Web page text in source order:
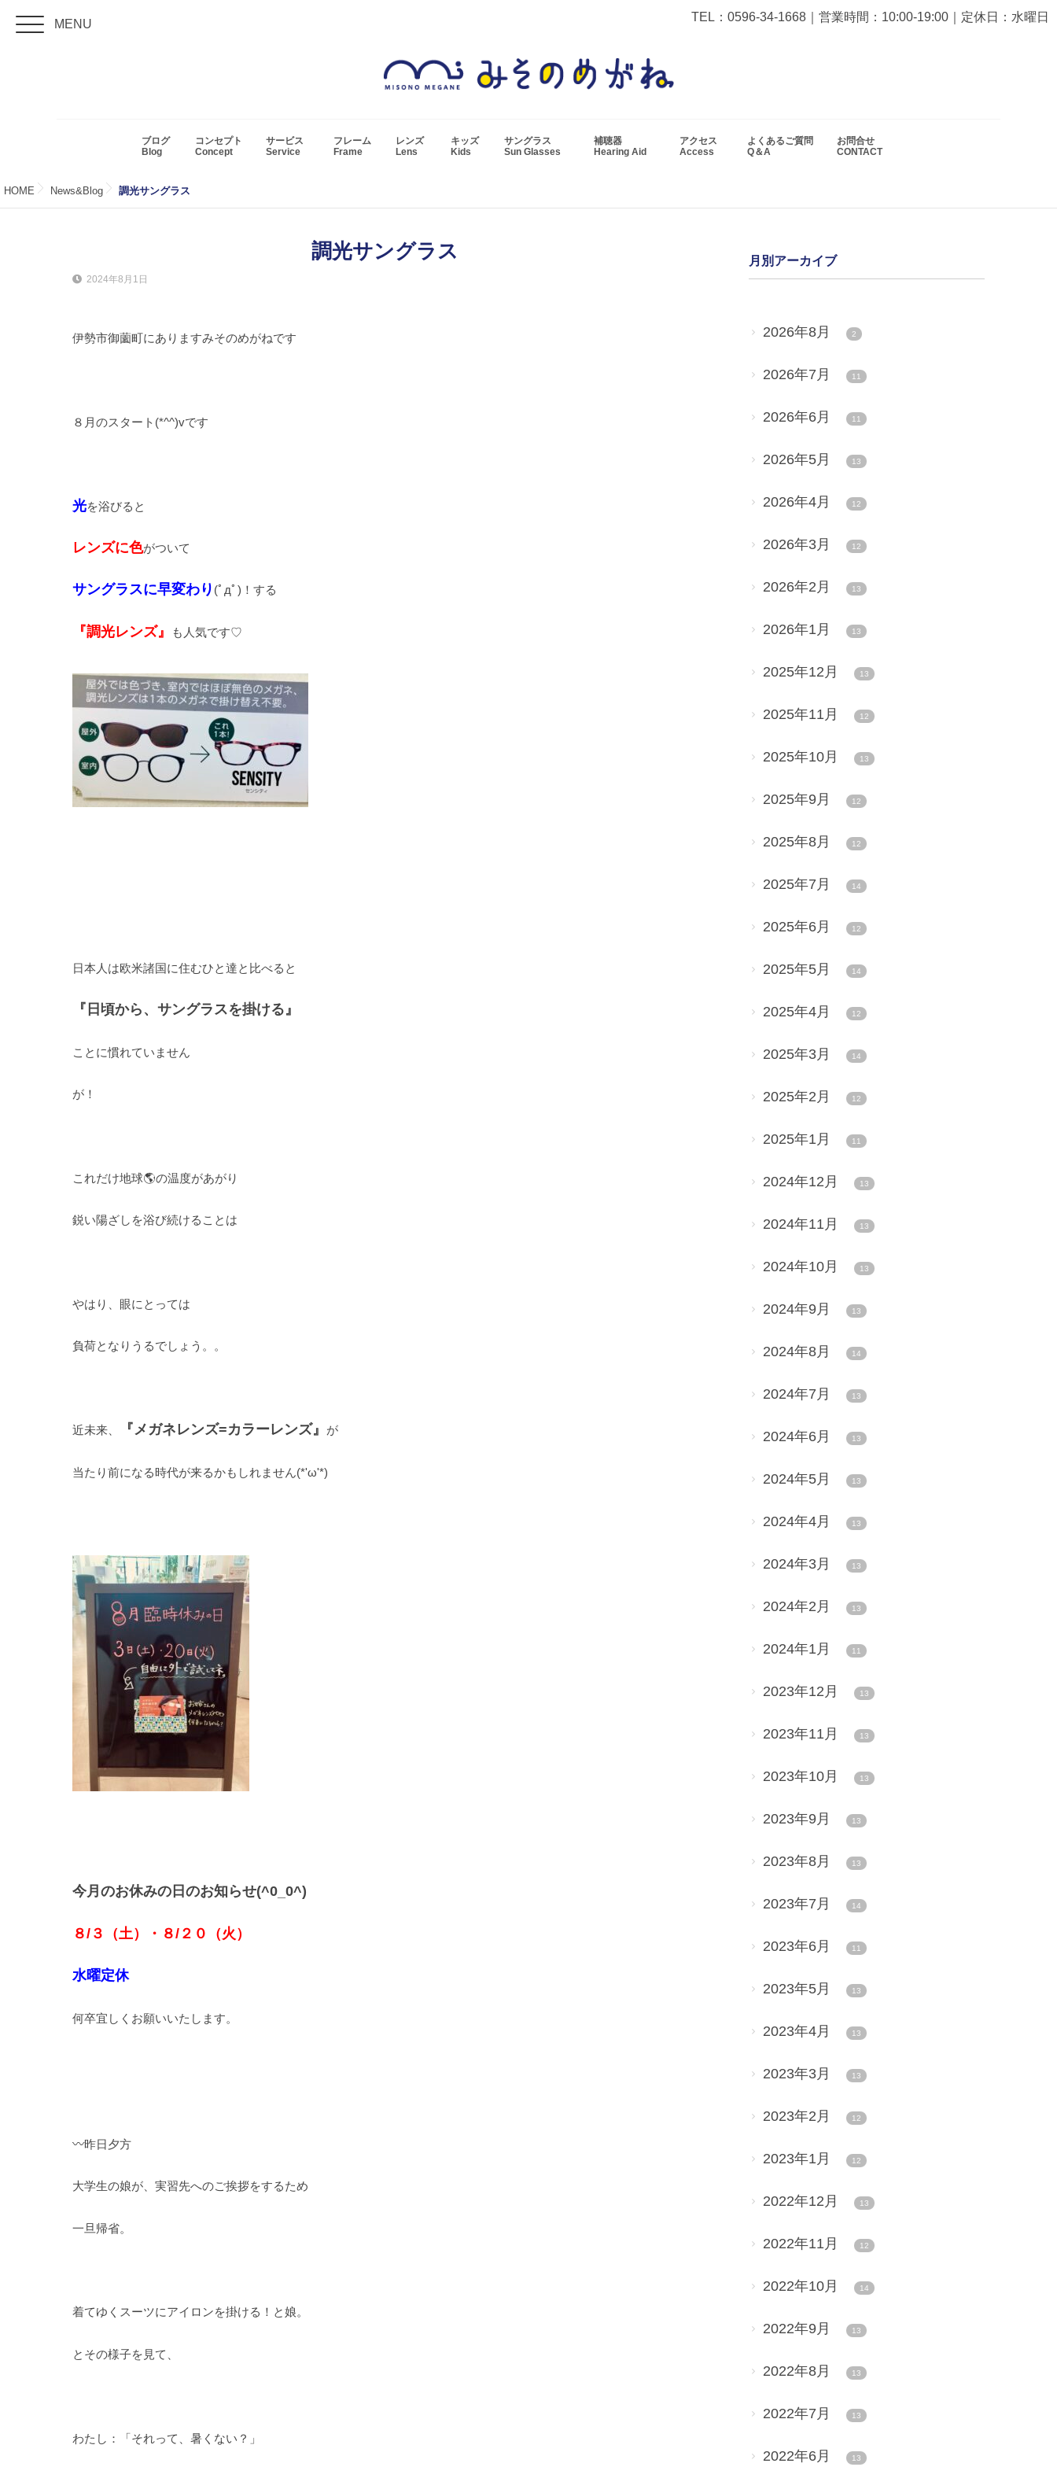
MENU
TEL：0596-34-1668 ｜営業時間：10:00-19:00｜定休日：水曜日
ブログ
Blog
コンセプト
Concept
サービス
Service
フレーム
Frame
レンズ
Lens
キッズ
Kids
サングラス
Sun Glasses
補聴器
Hearing Aid
アクセス
Access
よくあるご質問
Q＆A
お問合せ
CONTACT
HOME News&Blog 調光サングラス
調光サングラス
2024年8月1日
伊勢市御薗町にありますみそのめがねです
８月のスタート(*^^)vです
光を浴びると
レンズに色がついて
サングラスに早変わり (ﾟдﾟ)！する
『調光レンズ』 も人気です♡
日本人は欧米諸国に住むひと達と比べると
『日頃から、サングラスを掛ける』
ことに慣れていません
が！
これだけ地球🌎の温度があがり
鋭い陽ざしを浴び続けることは
やはり、眼にとっては
負荷となりうるでしょう。。
近未来、 『メガネレンズ=カラーレンズ』 が
当たり前になる時代が来るかもしれません(*'ω'*)
今月のお休みの日のお知らせ(^0_0^)
８/３（土）・８/２０（火）
水曜定休
何卒宜しくお願いいたします。
〰昨日夕方
大学生の娘が、実習先へのご挨拶をするため
一旦帰省。
着てゆくスーツにアイロンを掛ける！と娘。
とその様子を見て、
わたし：「それって、暑くない？」
月別アーカイブ
2026年8月 2
2026年7月 11
2026年6月 11
2026年5月 13
2026年4月 12
2026年3月 12
2026年2月 13
2026年1月 13
2025年12月 13
2025年11月 12
2025年10月 13
2025年9月 12
2025年8月 12
2025年7月 14
2025年6月 12
2025年5月 14
2025年4月 12
2025年3月 14
2025年2月 12
2025年1月 11
2024年12月 13
2024年11月 13
2024年10月 13
2024年9月 13
2024年8月 14
2024年7月 13
2024年6月 13
2024年5月 13
2024年4月 13
2024年3月 13
2024年2月 13
2024年1月 11
2023年12月 13
2023年11月 13
2023年10月 13
2023年9月 13
2023年8月 13
2023年7月 14
2023年6月 11
2023年5月 13
2023年4月 13
2023年3月 13
2023年2月 12
2023年1月 12
2022年12月 13
2022年11月 12
2022年10月 14
2022年9月 13
2022年8月 13
2022年7月 13
2022年6月 13